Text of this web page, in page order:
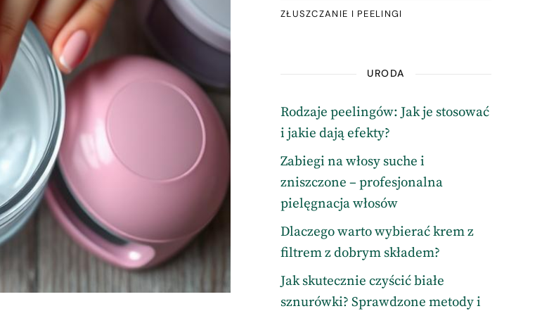
ZŁUSZCZANIE I PEELINGI
URODA
Rodzaje peelingów: Jak je stosować
i jakie dają efekty?
Zabiegi na włosy suche i
zniszczone – profesjonalna
pielęgnacja włosów
Dlaczego warto wybierać krem z
filtrem z dobrym składem?
Jak skutecznie czyścić białe
sznurówki? Sprawdzone metody i